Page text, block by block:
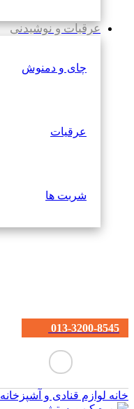
عرقیات و نوشیدنی
چای و دمنوش
عرقیات
شربت ها
013-3200-8545
خانه لوازم قنادی و آشپزخانه